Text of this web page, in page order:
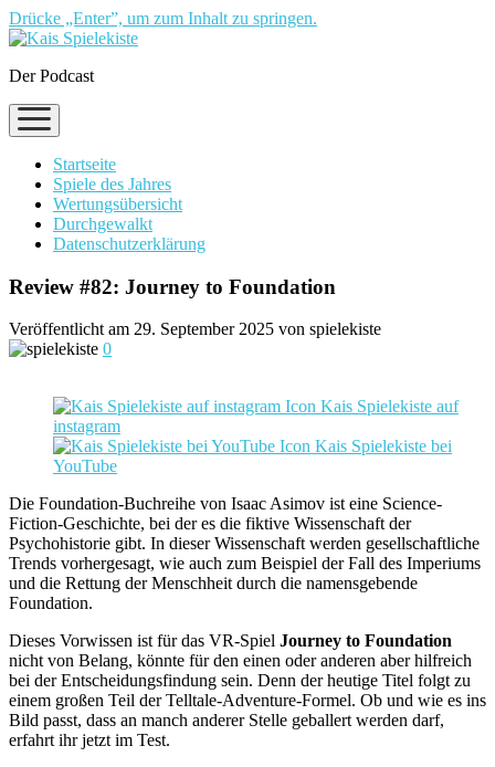
Drücke „Enter”, um zum Inhalt zu springen.
Der Podcast
Menü
öffnen
Startseite
Spiele des Jahres
Wertungsübersicht
Durchgewalkt
Datenschutzerklärung
Review #82: Journey to Foundation
Veröffentlicht am 29. September 2025 von spielekiste
0
Kais Spielekiste auf
instagram
Kais Spielekiste bei
YouTube
Die Foundation-Buchreihe von Isaac Asimov ist eine Science-
Fiction-Geschichte, bei der es die fiktive Wissenschaft der
Psychohistorie gibt. In dieser Wissenschaft werden gesellschaftliche
Trends vorhergesagt, wie auch zum Beispiel der Fall des Imperiums
und die Rettung der Menschheit durch die namensgebende
Foundation.
Dieses Vorwissen ist für das VR-Spiel Journey to Foundation
nicht von Belang, könnte für den einen oder anderen aber hilfreich
bei der Entscheidungsfindung sein. Denn der heutige Titel folgt zu
einem großen Teil der Telltale-Adventure-Formel. Ob und wie es ins
Bild passt, dass an manch anderer Stelle geballert werden darf,
erfahrt ihr jetzt im Test.